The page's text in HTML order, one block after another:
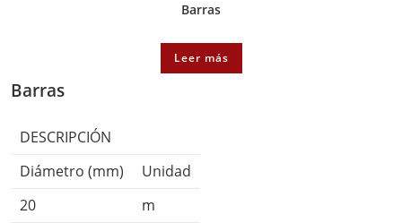
Barras
Leer más
Barras
DESCRIPCIÓN
Diámetro (mm)
Unidad
20
m